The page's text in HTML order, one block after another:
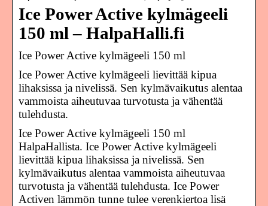
Ice Power Active kylmägeeli
150 ml – HalpaHalli.fi
Ice Power Active kylmägeeli 150 ml
Ice Power Active kylmägeeli lievittää kipua
lihaksissa ja nivelissä. Sen kylmävaikutus alentaa
vammoista aiheutuvaa turvotusta ja vähentää
tulehdusta.
Ice Power Active kylmägeeli 150 ml
HalpaHallista. Ice Power Active kylmägeeli
lievittää kipua lihaksissa ja nivelissä. Sen
kylmävaikutus alentaa vammoista aiheutuvaa
turvotusta ja vähentää tulehdusta. Ice Power
Activen lämmön tunne tulee verenkiertoa lisä